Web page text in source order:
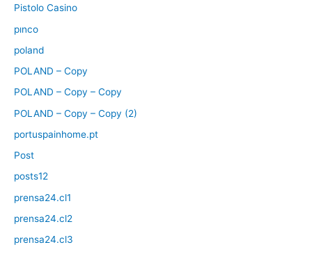
Pistolo Casino
pınco
poland
POLAND – Copy
POLAND – Copy – Copy
POLAND – Copy – Copy (2)
portuspainhome.pt
Post
posts12
prensa24.cl1
prensa24.cl2
prensa24.cl3